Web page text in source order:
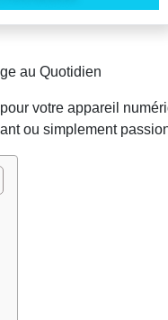
au Quotidien
votre appareil
ou simplement